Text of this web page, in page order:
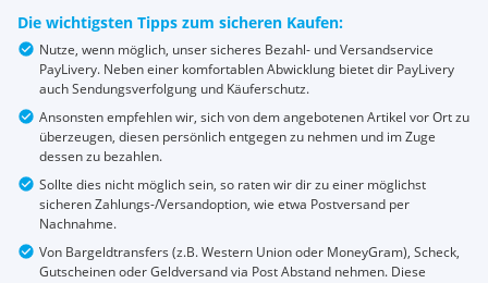
Die wichtigsten Tipps zum sicheren Kaufen:
Nutze, wenn möglich, unser sicheres Bezahl- und Versandservice
PayLivery. Neben einer komfortablen Abwicklung bietet dir PayLivery
auch Sendungsverfolgung und Käuferschutz.
Ansonsten empfehlen wir, sich von dem angebotenen Artikel vor Ort zu
überzeugen, diesen persönlich entgegen zu nehmen und im Zuge
dessen zu bezahlen.
Sollte dies nicht möglich sein, so raten wir dir zu einer möglichst
sicheren Zahlungs-/Versandoption, wie etwa Postversand per
Nachnahme.
Von Bargeldtransfers (z.B. Western Union oder MoneyGram), Scheck,
Gutscheinen oder Geldversand via Post Abstand nehmen. Diese